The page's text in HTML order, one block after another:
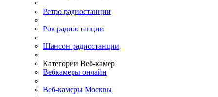
Ретро радиостанции
Рок радиостанции
Шансон радиостанции
Категории Веб-камер
Вебкамеры онлайн
Веб-камеры Москвы